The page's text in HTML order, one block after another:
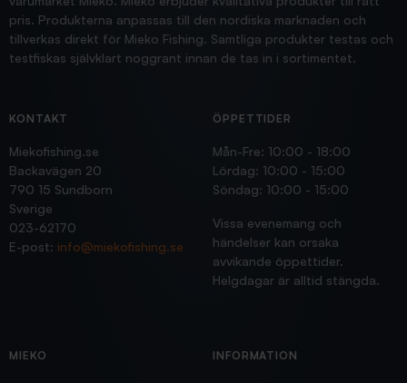
pris. Produkterna anpassas till den nordiska marknaden och
tillverkas direkt för Mieko Fishing. Samtliga produkter testas och
testfiskas självklart noggrant innan de tas in i sortimentet.
KONTAKT
Miekofishing.se
Backavägen 20
790 15 Sundborn
Sverige
023-62170
E-post: info@miekofishing.se
ÖPPETTIDER
Mån-Fre: 10:00 - 18:00
Lördag: 10:00 - 15:00
Söndag: 10:00 - 15:00
Vissa evenemang och
händelser kan orsaka
avvikande öppettider.
Helgdagar är alltid stängda.
MIEKO INFORMATION